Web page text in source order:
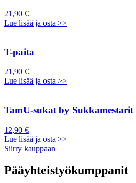
21,90 €
Lue lisää ja osta >>
T-paita
21,90 €
Lue lisää ja osta >>
TamU-sukat by Sukkamestarit
12,90 €
Lue lisää ja osta >>
Siirry kauppaan
Pääyhteistyökumppanit